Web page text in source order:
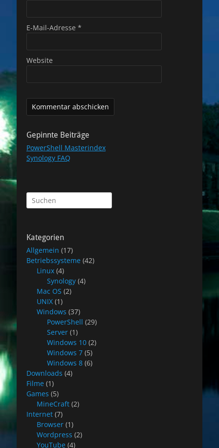
E-Mail-Adresse *
Website
Gepinnte Beiträge
PowerShell Masterindex
Synology FAQ
Suchen
nach:
Kategorien
Allgemein (17)
Betriebssysteme (42)
Linux (4)
Synology (4)
Mac OS (2)
UNIX (1)
Windows (37)
PowerShell (29)
Server (1)
Windows 10 (2)
Windows 7 (5)
Windows 8 (6)
Downloads (4)
Filme (1)
Games (5)
MineCraft (2)
Internet (7)
Browser (1)
Wordpress (2)
YouTube (4)